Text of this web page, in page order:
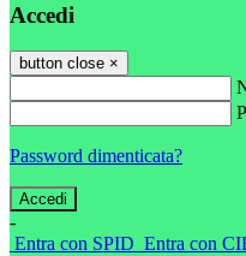
Accedi
button close ×
Password dimenticata?
-
Entra con SPID Entra con